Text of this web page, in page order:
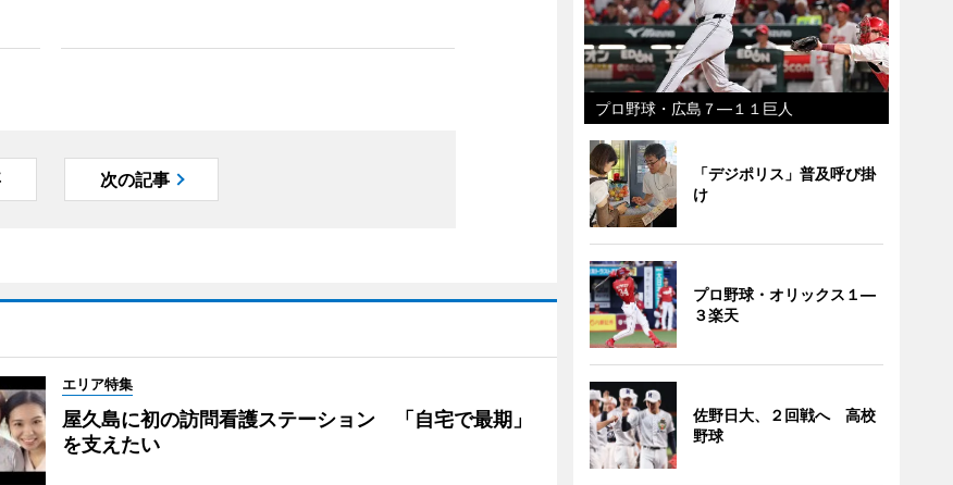
次の記事
エリア特集
屋久島に初の訪問看護ステーション 「自宅で最期」
を支えたい
プロ野球・広島７―１１巨人
「デジポリス」普及呼び掛
け
プロ野球・オリックス１―
３楽天
佐野日大、２回戦へ 高校
野球